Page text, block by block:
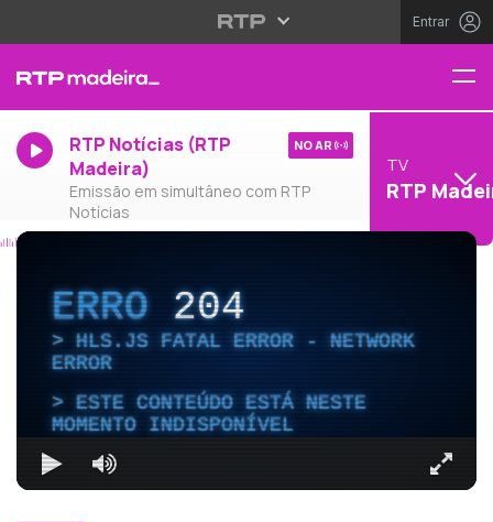
Entrar
RTP Notícias (RTP
Madeira)
Emissão em simultâneo com RTP
Notícias
NO AR
TV
RTP
ERRO204
HLS.JS FATAL ERROR - NETWORK
ERROR
ESTE CONTEÚDO ESTÁ NESTE
MOMENTO INDISPONÍVEL